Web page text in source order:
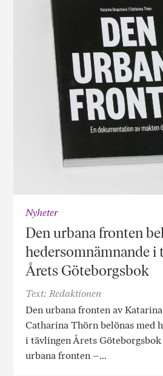
Nyheter
Den urbana fronten
hedersomnämnande i
Årets Göteborgsbok
Text: Redaktionen
Den urbana fronten av
Catharina Thörn belönas med
i tävlingen Årets Göteborgsbok
urbana fronten –…